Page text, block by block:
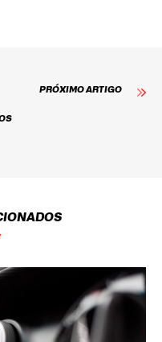
PRÓXIMO ARTIGO